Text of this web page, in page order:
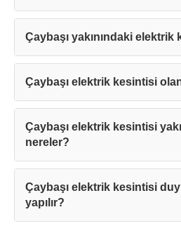
Çaybaşı yakınındaki
Çaybaşı elektrik kesintisi
Çaybaşı elektrik kesintisi
nereler?
Çaybaşı elektrik kesintisi
yapılır?
Kapat